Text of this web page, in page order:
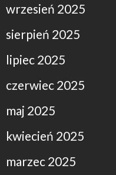
wrzesień 2025
sierpień 2025
lipiec 2025
czerwiec 2025
maj 2025
kwiecień 2025
marzec 2025